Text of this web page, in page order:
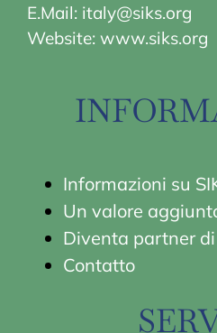
E.Mail: italy@siks.org
Website: www.siks.org
Informazioni su S
Un valore
Diventa partner di
Contatto